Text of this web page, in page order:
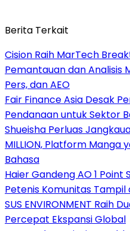
Berita Terkait
Cision Raih MarTech
Pemantauan dan Analisis
Pers, dan AEO
Fair Finance Asia Desak
Pendanaan untuk Sektor
Shueisha Perluas
MILLION, Platform Manga
Bahasa
Haier Gandeng AO 1 Point
Petenis Komunitas Tampil
SUS ENVIRONMENT Raih
Percepat Ekspansi Global